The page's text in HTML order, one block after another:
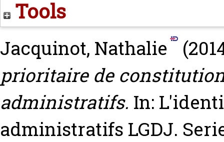
Tools
Jacquinot, Nathalie
prioritaire de
administratifs. In:
administratifs LGDJ.